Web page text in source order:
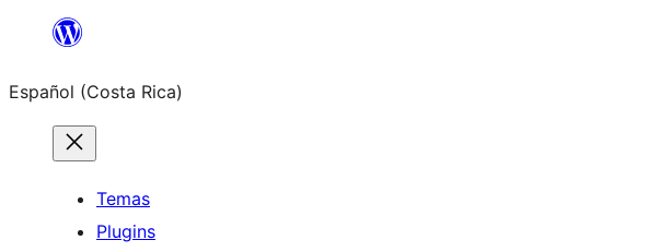
Saltar
contenido
Español (Costa Rica)
Temas
Plugins